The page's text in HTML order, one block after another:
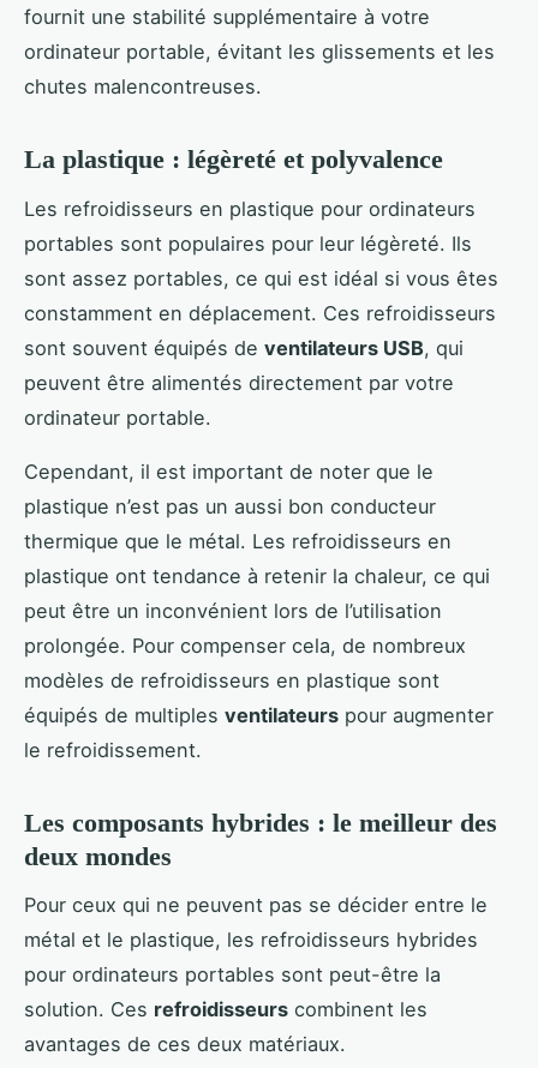
fournit une stabilité supplémentaire à votre
ordinateur portable, évitant les glissements et les
chutes malencontreuses.
La plastique : légèreté et polyvalence
Les refroidisseurs en plastique pour ordinateurs
portables sont populaires pour leur légèreté. Ils
sont assez portables, ce qui est idéal si vous êtes
constamment en déplacement. Ces refroidisseurs
sont souvent équipés de ventilateurs USB, qui
peuvent être alimentés directement par votre
ordinateur portable.
Cependant, il est important de noter que le
plastique n’est pas un aussi bon conducteur
thermique que le métal. Les refroidisseurs en
plastique ont tendance à retenir la chaleur, ce qui
peut être un inconvénient lors de l’utilisation
prolongée. Pour compenser cela, de nombreux
modèles de refroidisseurs en plastique sont
équipés de multiples ventilateurs pour augmenter
le refroidissement.
Les composants hybrides : le meilleur des
deux mondes
Pour ceux qui ne peuvent pas se décider entre le
métal et le plastique, les refroidisseurs hybrides
pour ordinateurs portables sont peut-être la
solution. Ces refroidisseurs combinent les
avantages de ces deux matériaux.